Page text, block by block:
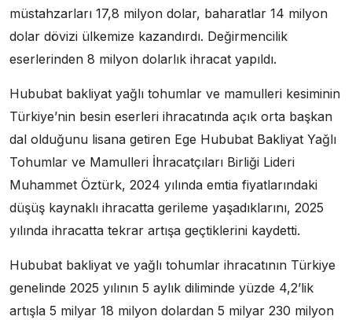
müstahzarları 17,8 milyon dolar, baharatlar 14 milyon
dolar dövizi ülkemize kazandırdı. Değirmencilik
eserlerinden 8 milyon dolarlık ihracat yapıldı.
Hububat bakliyat yağlı tohumlar ve mamulleri kesiminin
Türkiye’nin besin eserleri ihracatında açık orta başkan
dal olduğunu lisana getiren Ege Hububat Bakliyat Yağlı
Tohumlar ve Mamulleri İhracatçıları Birliği Lideri
Muhammet Öztürk, 2024 yılında emtia fiyatlarındaki
düşüş kaynaklı ihracatta gerileme yaşadıklarını, 2025
yılında ihracatta tekrar artışa geçtiklerini kaydetti.
Hububat bakliyat ve yağlı tohumlar ihracatının Türkiye
genelinde 2025 yılının 5 aylık diliminde yüzde 4,2’lik
artışla 5 milyar 18 milyon dolardan 5 milyar 230 milyon